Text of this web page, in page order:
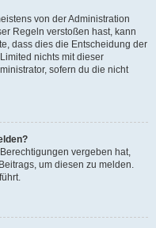
von der Administration
Regeln verstoßen hast, kann
dass dies die Entscheidung der
nichts mit dieser
sofern du die nicht
vergeben hat,
um diesen zu melden.